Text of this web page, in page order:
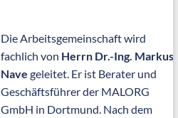
Die Arbeitsgemeinschaft wird
fachlich von Herrn Dr.-Ing. Markus
Nave geleitet. Er ist Berater und
Geschäftsführer der MALORG
GmbH in Dortmund. Nach dem